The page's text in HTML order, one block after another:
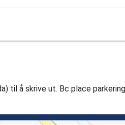
til å skrive ut. Bc place